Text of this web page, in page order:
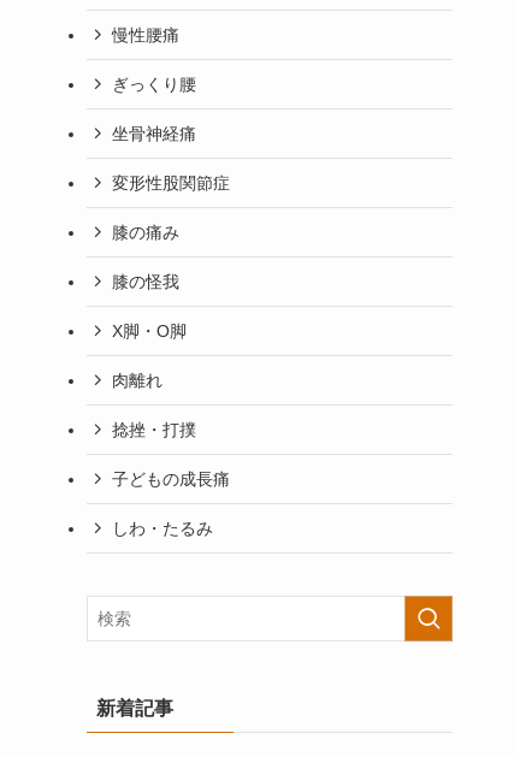
慢性腰痛
ぎっくり腰
坐骨神経痛
変形性股関節症
膝の痛み
膝の怪我
X脚・O脚
肉離れ
捻挫・打撲
子どもの成長痛
しわ・たるみ
新着記事